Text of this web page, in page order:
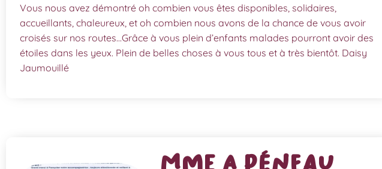
Vous nous avez démontré oh combien vous êtes disponibles, solidaires,
accueillants, chaleureux, et oh combien nous avons de la chance de vous avoir
croisés sur nos routes…Grâce à vous plein d’enfants malades pourront avoir des
étoiles dans les yeux. Plein de belles choses à vous tous et à très bientôt. Daisy
Jaumouillé
Mme A Péneau